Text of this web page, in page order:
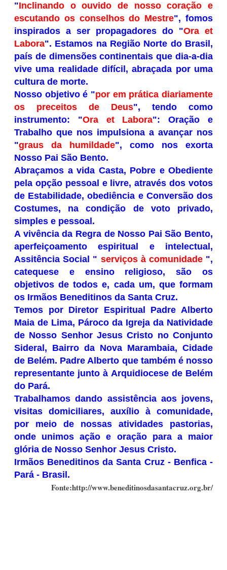
"Inclinando o ouvido de nosso coração e
escutando os conselhos do Mestre", fomos
inspirados a ser propagadores do "Ora et
Labora". Estamos na Região Norte do Brasil,
país de dimensões continentais que dia-a-dia
vive uma realidade difícil, abraçada por uma
cultura de morte.
Nosso objetivo é "por em prática diariamente
os
preceitos de Deus", tendo como
instrumento: "Ora et Labora": Oração e
Trabalho que nos impulsiona a avançar nos
"graus da humildade", como nos exorta
Nosso Pai São Bento.
Abraçamos a vida Casta, Pobre e Obediente
pela opção pessoal e livre, através dos votos
de Estabilidade, obediência e Conversão dos
Costumes, na condição de voto privado,
simples e pessoal.
A vivência da Regra de Nosso Pai São Bento,
aperfeiçoamento espiritual e intelectual,
Assitência Social " serviços à comunidade",
catequese e ensino religioso, são os
objetivos de todos e, cada um, que formam
os Irmãos Beneditinos da Santa Cruz.
Temos por Diretor Espiritual Padre Alberto
Maia de Lima, Pároco da Igreja da Natividade
de Nosso Senhor Jesus Cristo no Conjunto
Sideral, Bairro da Nova Marambaia, Cidade
de Belém. Padre Alberto que também é nosso
representante junto à Arquidiocese de Belém
do Pará.
Trabalhamos dando assistência aos jovens,
visitas domiciliares, auxílio à comunidade,
por meio de nossas atividades pastorias,
onde unimos ação e oração para a maior
glória de Nosso Senhor Jesus Cristo.
Irmãos Beneditinos da Santa Cruz - Benfica -
Pará - Brasil.
Fonte:http://www.beneditinosdasantacruz.org.br/